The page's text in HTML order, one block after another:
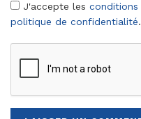
J'accepte les conditions
politique de confidentialité.